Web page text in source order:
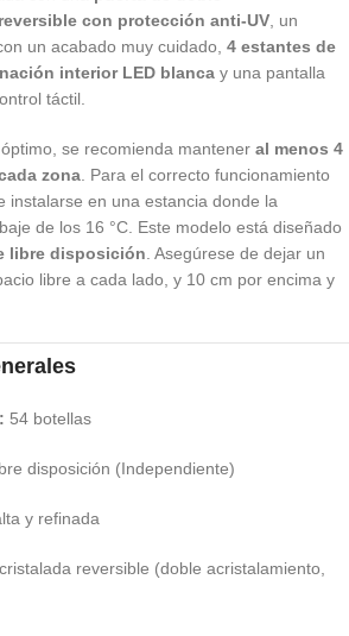
con protección anti-UV , un
un acabado muy cuidado, 4 estantes de
interior LED blanca y una pantalla
táctil.
se recomienda mantener al menos 4
zona . Para el correcto funcionamiento
instalarse en una estancia donde la
de los 16 °C. Este modelo está diseñado
libre disposición . Asegúrese de dejar un
libre a cada lado, y 10 cm por encima y
54 botellas
disposición (Independiente)
y refinada
reversible (doble acristalamiento,